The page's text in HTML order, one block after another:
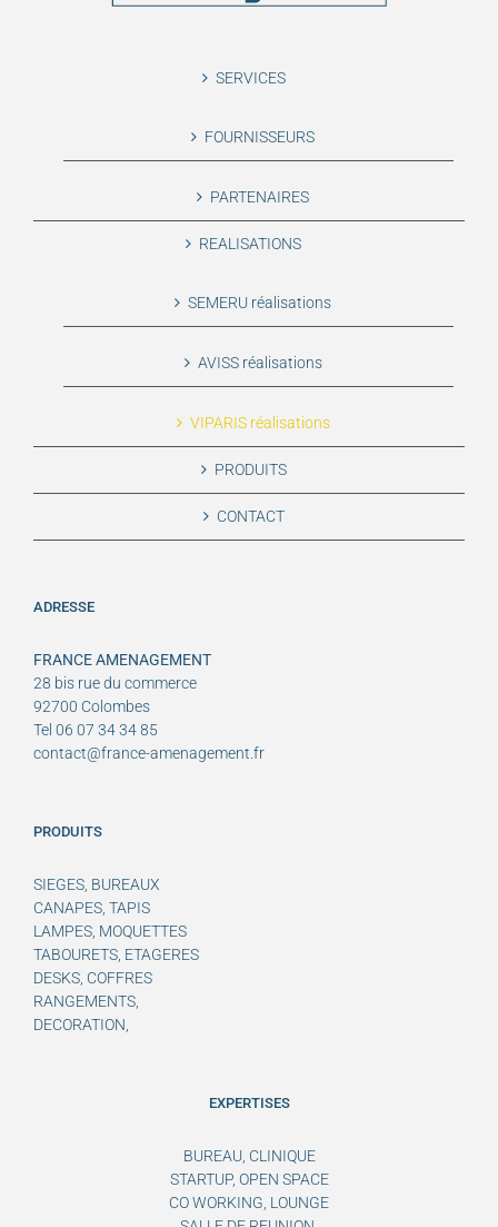
SERVICES
FOURNISSEURS
PARTENAIRES
REALISATIONS
SEMERU réalisations
AVISS réalisations
VIPARIS réalisations
PRODUITS
CONTACT
ADRESSE
FRANCE AMENAGEMENT
28 bis rue du commerce
92700 Colombes
Tel 06 07 34 34 85
contact@france-amenagement.fr
PRODUITS
SIEGES, BUREAUX
CANAPES, TAPIS
LAMPES, MOQUETTES
TABOURETS, ETAGERES
DESKS, COFFRES
RANGEMENTS,
DECORATION,
EXPERTISES
BUREAU, CLINIQUE
STARTUP, OPEN SPACE
CO WORKING, LOUNGE